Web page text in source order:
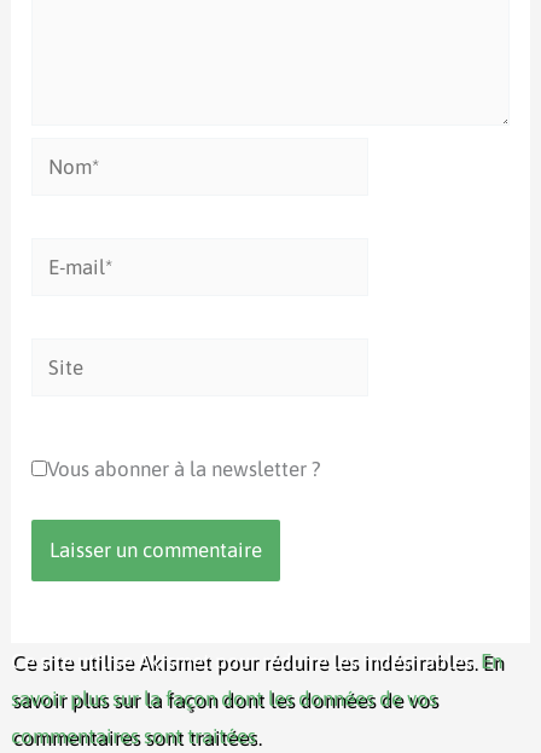
Nom*
Site
Vous abonner à la newsletter ?
Ce site utilise Akismet pour réduire les indésirables. En
savoir plus sur la façon dont les données de vos
commentaires sont traitées.